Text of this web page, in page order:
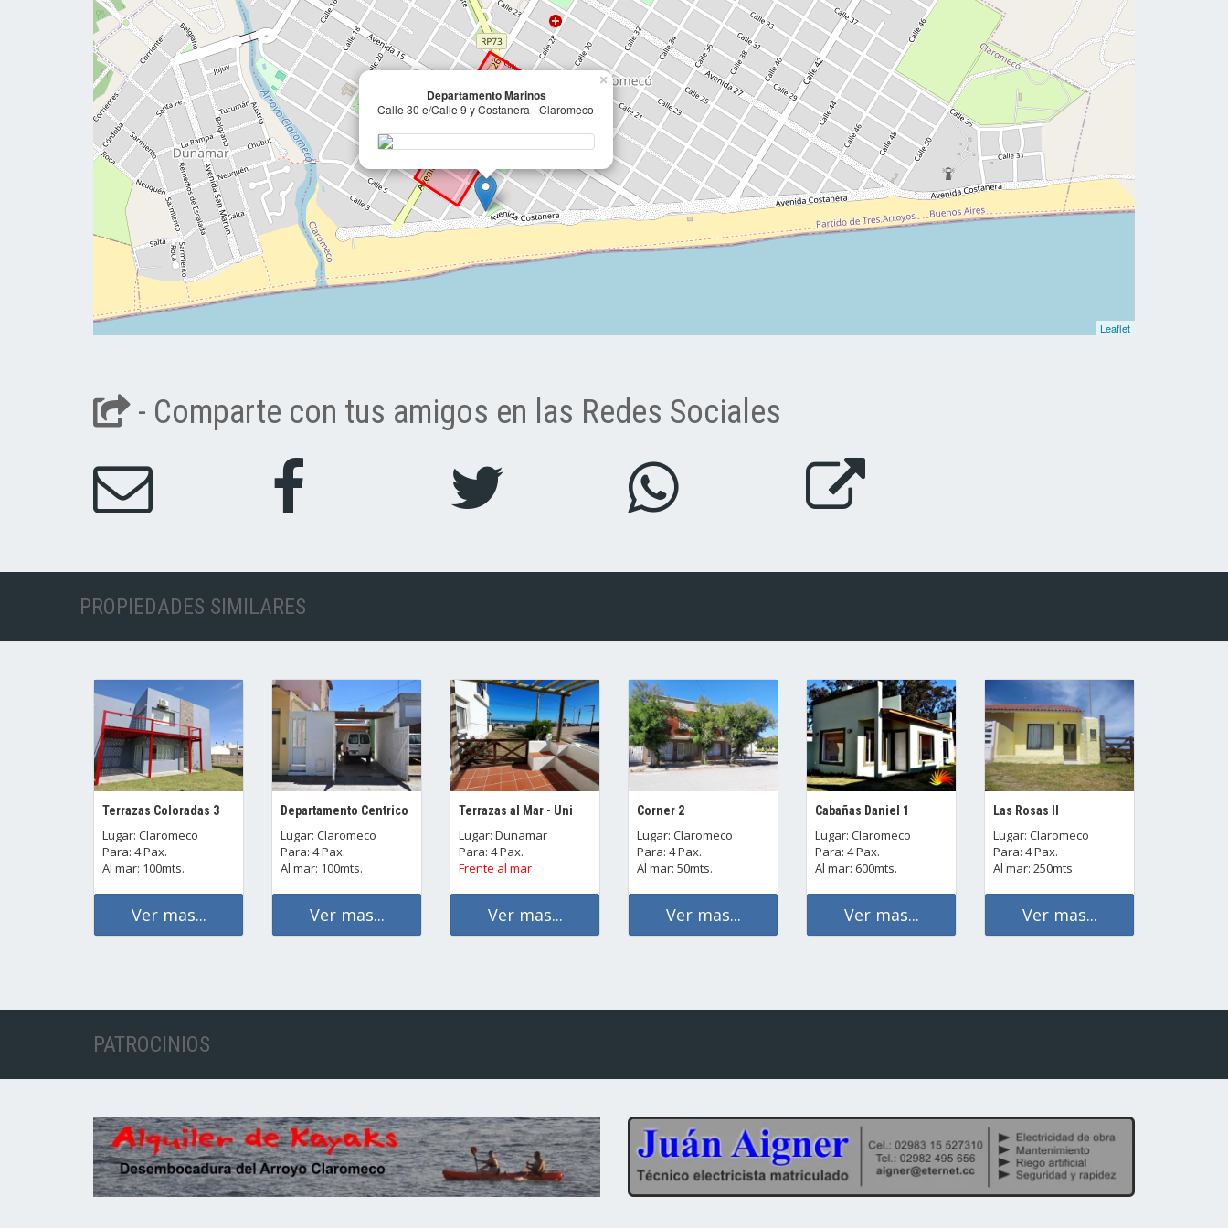
Departamento Marinos
Calle 30 e/Calle 9 y Costanera - Claromeco
×
Leaflet
- Comparte con tus amigos en las Redes Sociales
PROPIEDADES SIMILARES
Terrazas Coloradas 3
Lugar: Claromeco
Para: 4 Pax.
Al mar: 100mts.
Ver mas...
Departamento Centrico
Lugar: Claromeco
Para: 4 Pax.
Al mar: 100mts.
Ver mas...
Terrazas al Mar - Uni
Lugar: Dunamar
Para: 4 Pax.
Frente al mar
Ver mas...
Corner 2
Lugar: Claromeco
Para: 4 Pax.
Al mar: 50mts.
Ver mas...
Cabañas Daniel 1
Lugar: Claromeco
Para: 4 Pax.
Al mar: 600mts.
Ver mas...
Las Rosas II
Lugar: Claromeco
Para: 4 Pax.
Al mar: 250mts.
Ver mas...
PATROCINIOS